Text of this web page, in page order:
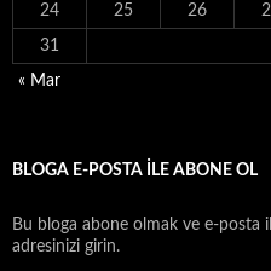
24 25 26
31
« Mar
BLOGA E-POSTA ILE ABONE OL
Bu bloga abone olmak ve e-posta
adresinizi girin.